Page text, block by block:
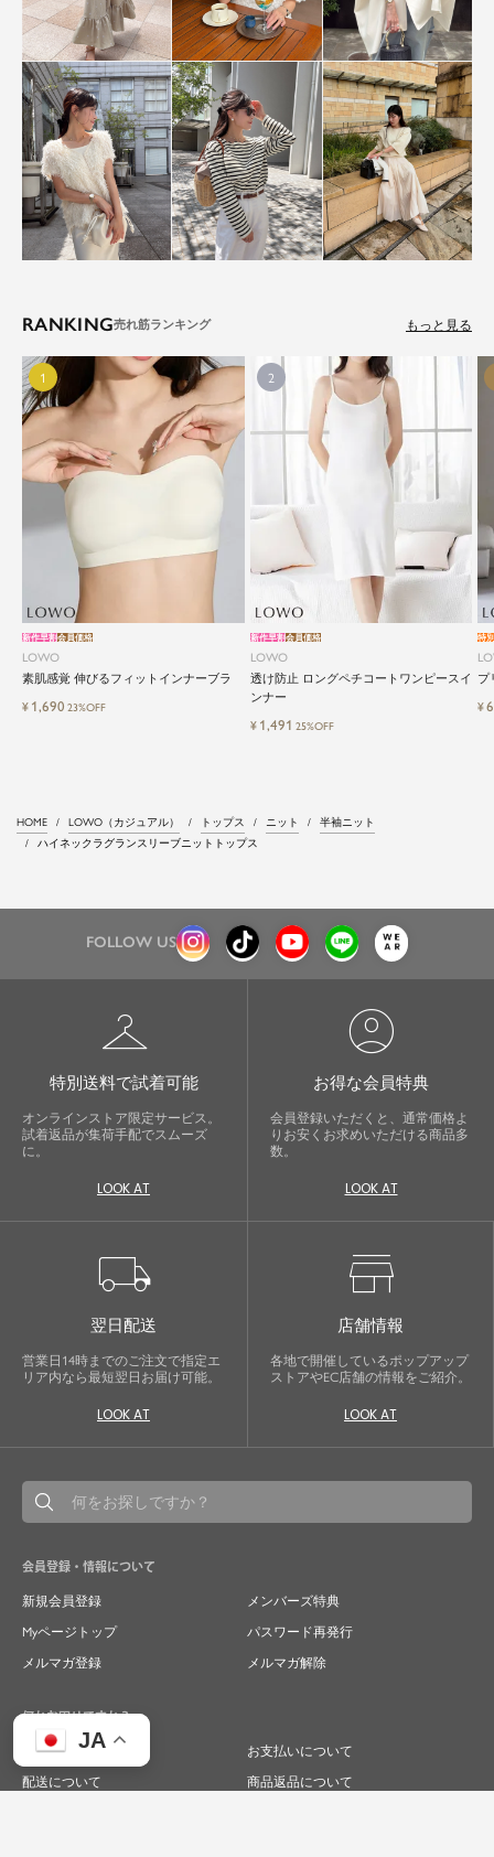
JA
RANKING もっと見る
LOWO
素肌感覚 伸びるフィットインナーブラ
新作早割会員価格
¥ 1,690 23%OFF
LOWO
透け防止 ロングペチコートワンピースイ
ンナー
新作早割会員価格
¥ 1,491 25%OFF
プ
特
¥
HOME LOWO（カジュアル） トップス ニット
半袖ニット
ハイネックラグランスリーブニットトップス
FOLLOW US
checkroom
特別送料で試着可能
オンラインストア限定サービス。
試着返品が集荷手配でスムーズ
に。
LOOK AT
account_circle
お得な会員特典
会員登録いただくと、通常価格よ
りお安くお求めいただける商品多
数。
LOOK AT
local_shipping
翌日配送
営業日14時までのご注文で指定エ
リア内なら最短翌日お届け可能。
LOOK AT
store
店舗情報
各地で開催しているポップアップ
ストアやEC店舗の情報をご紹介。
LOOK AT
会員登録・情報について
新規会員登録
メンバーズ特典
Myページトップ
パスワード再発行
メルマガ登録
メルマガ解除
何かお困りですか？
ご注文について
お支払いについて
配送について
商品返品について